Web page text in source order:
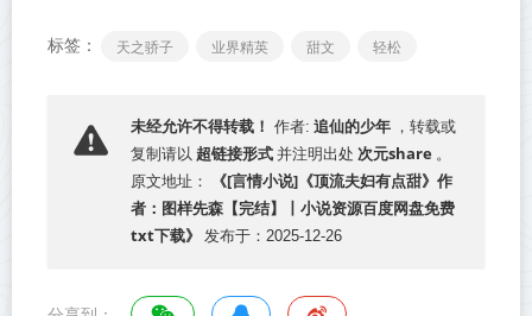
标签： 天之骄子 业界精英 甜文 轻松
未经允许不得转载！ 作者: 追仙的少年 ，转载或
复制请以 超链接形式 并注明出处 次元share 。
原文地址：
《[言情小说]《顶流夫妇有点甜》作
者：图样先森【完结】丨小说资源百度网盘免费
txt下载》
发布于：2025-12-26